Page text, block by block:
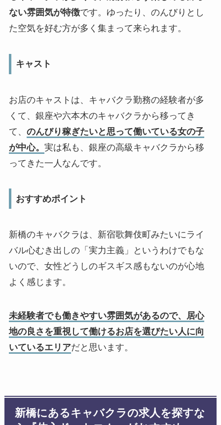
ない雰囲気が特徴です。ゆったり、のんびりとし
た空気を好む方が多く集まって来られます。
キャスト
お店のキャストは、キャバクラ勤務の経験者が多
くて、銀座や六本木のキャバクラから移ってき
て、 のんびり稼ぎたいと思って働いている女の子
が中心。 実は私も、銀座の高級キャバクラから移
ってきた一人なんです。
おすすめポイント
新橋のキャバクラは、新宿歌舞伎町みたいにライ
バル心むき出しの「実力主義」というわけでもな
いので、女性どうしのギスギス感もないのが心地
よく感じます。
未経験者でも働きやすい雰囲気があるので、居心
地の良さを重視して働けるお店を選びたい人に向
いているエリアだと思います。
新橋にあるキャバクラの求人を探すな